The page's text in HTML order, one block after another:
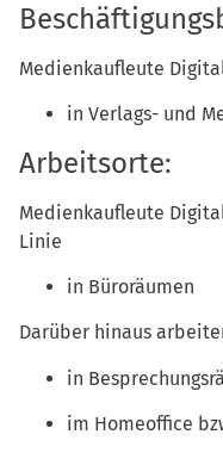
Medienkaufleute
in Verlags- und
Arbeitsorte:
Medienkaufleute
Linie
in Büroräumen
Darüber hinaus
in
im Homeoffice